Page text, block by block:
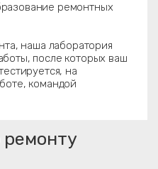
ремонтных
наша лаборатория
после которых ваш
на
командой
ремонту